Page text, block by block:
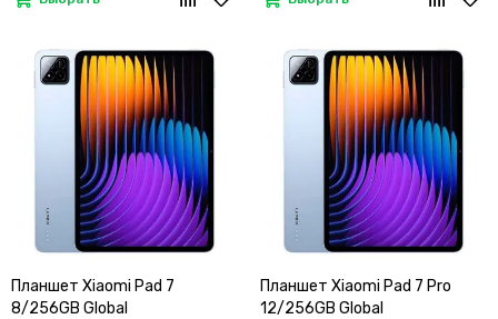
Планшет Xiaomi Pad 7
8/256GB Global
Планшет Xiaomi Pad 7 Pro
12/256GB Global